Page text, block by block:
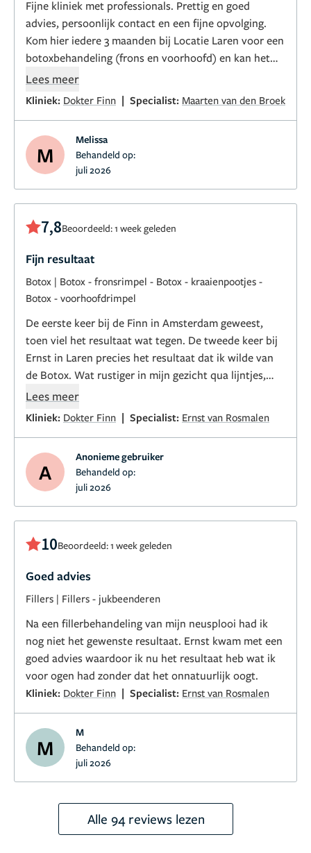
Fijne kliniek met professionals. Prettig en goed
advies, persoonlijk contact en een fijne opvolging.
Kom hier iedere 3 maanden bij Locatie Laren voor een
botoxbehandeling (frons en voorhoofd) en kan het
van harte aanbevelen, je bent er in goede handen met
Lees meer
Kliniek: Dokter Finn | Specialist: Maarten van den Broek
M
Melissa
Behandeld op:
juli 2026
7,8Beoordeeld: 1 week geleden
Fijn resultaat
Botox | Botox - fronsrimpel - Botox - kraaienpootjes -
Botox - voorhoofdrimpel
De eerste keer bij de Finn in Amsterdam geweest,
toen viel het resultaat wat tegen. De tweede keer bij
Ernst in Laren precies het resultaat dat ik wilde van
de Botox. Wat rustiger in mijn gezicht qua lijntjes,
maar niet onnatuurlijk. Blij mee!
Lees meer
Kliniek: Dokter Finn | Specialist: Ernst van Rosmalen
A
Anonieme gebruiker
Behandeld op:
juli 2026
10Beoordeeld: 1 week geleden
Goed advies
Fillers | Fillers - jukbeenderen
Na een fillerbehandeling van mijn neusplooi had ik
nog niet het gewenste resultaat. Ernst kwam met een
goed advies waardoor ik nu het resultaat heb wat ik
voor ogen had zonder dat het onnatuurlijk oogt.
Kliniek: Dokter Finn | Specialist: Ernst van Rosmalen
M
M
Behandeld op:
juli 2026
Alle 94 reviews lezen